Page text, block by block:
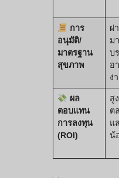
การ
อนุมัติ/
มาตรฐาน
สุขภาพ
ผ่
ม
บ
อ
ง่
ผล
ตอบแทน
การลงทุน
(ROI)
สู
ต
แ
น้